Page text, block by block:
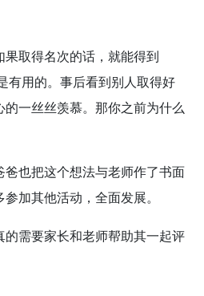
取得名次的话，就能得到
有用的。事后看到别人取得好
的一丝丝羡慕。那你之前为什么
爸也把这个想法与老师作了书面
加其他活动，全面发展。
的需要家长和老师帮助其一起评